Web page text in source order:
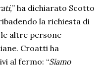
” ha dichiarato Scotto
la richiesta di
altre persone
Croatti ha
al fermo: “Siamo